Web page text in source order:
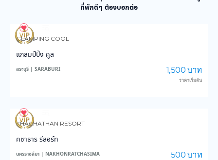
ที่พักดีๆ ต้องบอกต่อ
17
GLAMPING COOL
แกลมป์ปิ้ง คูล
สระบุรี | SARABURI 1,500 บาท
ราคาเริ่มต้น
47
KHACHATHAN RESORT
คชาธาร รีสอร์ท
นครราชสีมา | NAKHONRATCHASIMA 500 บาท